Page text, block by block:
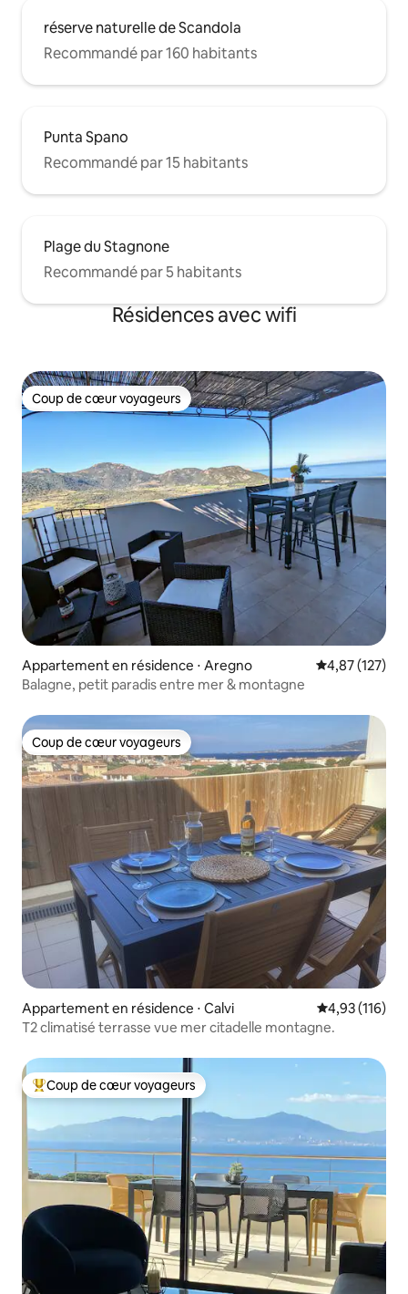
réserve naturelle de Scandola
Recommandé par 160 habitants
Punta Spano
Recommandé par 15 habitants
Plage du Stagnone
Recommandé par 5 habitants
Résidences avec wifi
Coup de cœur voyageurs
Coup de cœur voyageurs
Appartement en résidence ⋅ Aregno Évaluation
4,87 (127)
Balagne, petit paradis entre mer & montagne
Coup de cœur voyageurs
Coup de cœur voyageurs
Appartement en résidence ⋅ Calvi Évaluation
4,93 (116)
T2 climatisé terrasse vue mer citadelle montagne.
Coups de cœur voyageurs les plus appréciés
Coup de cœur voyageurs